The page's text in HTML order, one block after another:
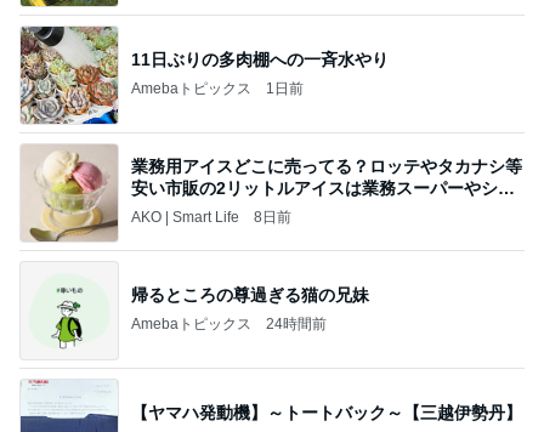
11日ぶりの多肉棚への一斉水やり
Amebaトピックス 1日前
業務用アイスどこに売ってる？ロッテやタカナシ等
安い市販の2リットルアイスは業務スーパーやシャ
トレ
AKO | Smart Life 8日前
帰るところの尊過ぎる猫の兄妹
Amebaトピックス 24時間前
【ヤマハ発動機】～トートバック～【三越伊勢丹】